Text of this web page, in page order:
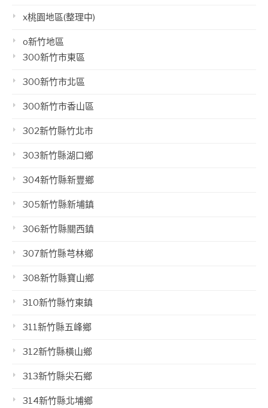
x桃園地區(整理中)
o新竹地區
300新竹市東區
300新竹市北區
300新竹市香山區
302新竹縣竹北市
303新竹縣湖口鄉
304新竹縣新豐鄉
305新竹縣新埔鎮
306新竹縣關西鎮
307新竹縣芎林鄉
308新竹縣寶山鄉
310新竹縣竹東鎮
311新竹縣五峰鄉
312新竹縣橫山鄉
313新竹縣尖石鄉
314新竹縣北埔鄉